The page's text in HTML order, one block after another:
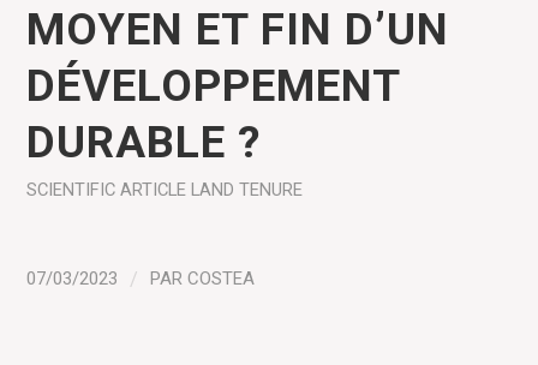
MOYEN ET FIN D’UN
DÉVELOPPEMENT
DURABLE ?
SCIENTIFIC ARTICLE LAND TENURE
07/03/2023 / PARCOSTEA